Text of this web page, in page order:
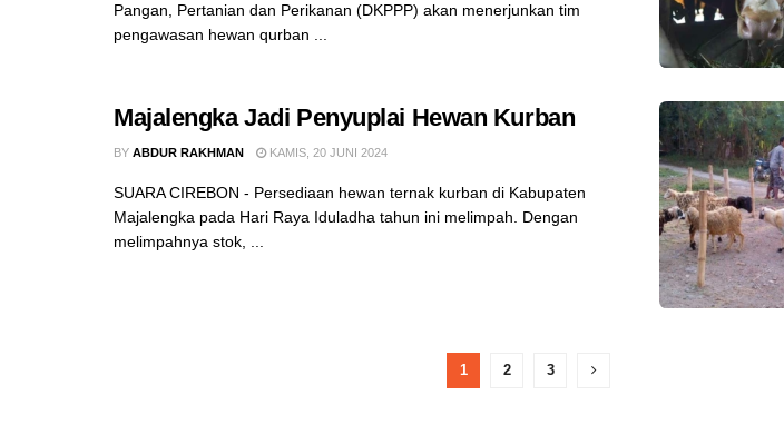
Pangan, Pertanian dan Perikanan (DKPPP) akan menerjunkan tim
pengawasan hewan qurban ...
Majalengka Jadi Penyuplai Hewan Kurban
BY ABDUR RAKHMAN KAMIS, 20 JUNI 2024
SUARA CIREBON - Persediaan hewan ternak kurban di Kabupaten
Majalengka pada Hari Raya Iduladha tahun ini melimpah. Dengan
melimpahnya stok, ...
1 2 3